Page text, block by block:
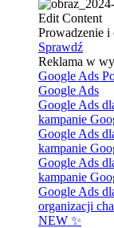
Edit Content
Prowadzenie
Sprawdź
Reklama w
Google Ads
Google Ads
Google Ads
kampanie
Google Ads
kampanie
Google Ads
kampanie
Google Ads
organizacji
NEW ✨